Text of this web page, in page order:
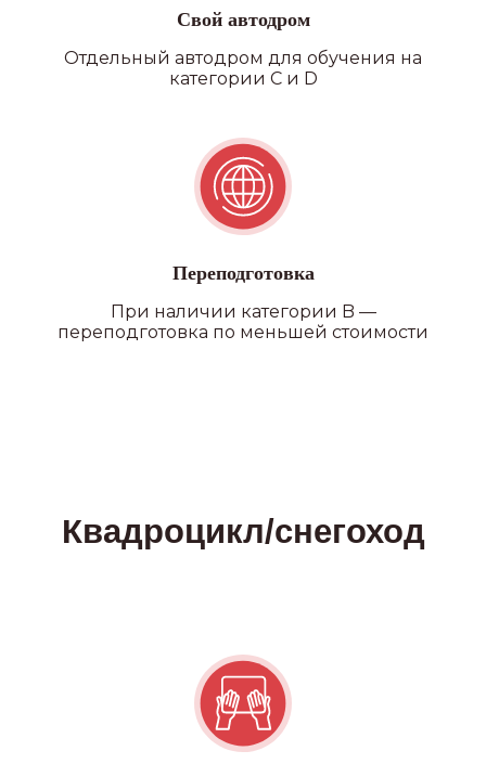
Свой автодром
Отдельный автодром для обучения на
категории C и D
Переподготовка
При наличии категории B —
переподготовка по меньшей стоимости
ПОДРОБНЕЕ О ФИЛИАЛАХ
В нашей автошколе 20
филиалов по всему СПб и ЛО,
где каждый сможет выбрать
ближайший к себе